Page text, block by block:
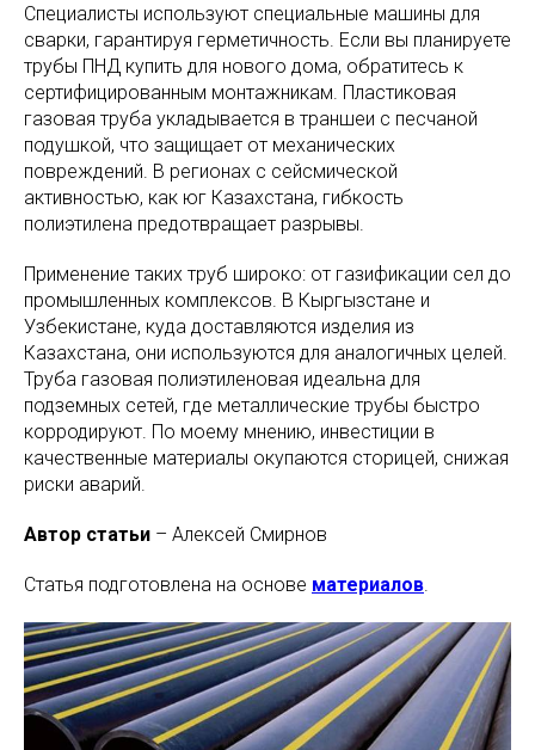
Специалисты используют специальные машины для
сварки, гарантируя герметичность. Если вы планируете
трубы ПНД купить для нового дома, обратитесь к
сертифицированным монтажникам. Пластиковая
газовая труба укладывается в траншеи с песчаной
подушкой, что защищает от механических
повреждений. В регионах с сейсмической
активностью, как юг Казахстана, гибкость
полиэтилена предотвращает разрывы.
Применение таких труб широко: от газификации сел до
промышленных комплексов. В Кыргызстане и
Узбекистане, куда доставляются изделия из
Казахстана, они используются для аналогичных целей.
Труба газовая полиэтиленовая идеальна для
подземных сетей, где металлические трубы быстро
корродируют. По моему мнению, инвестиции в
качественные материалы окупаются сторицей, снижая
риски аварий.
Автор статьи – Алексей Смирнов
Статья подготовлена на основе материалов